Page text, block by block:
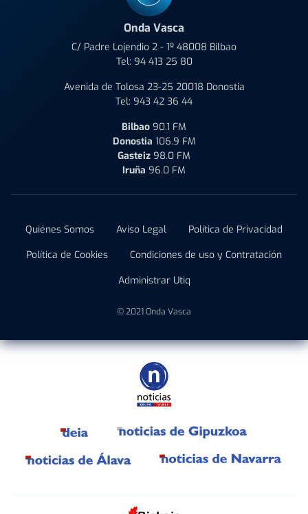
Onda Vasca
C/ Padre Lojendio 2 - 1º 48008 Bilbao
Tel: 94 413 25 80
Avenida de Tolosa 23-25 20018 Donostia
Tel: 943 42 36 44
Bilbao 90.1 FM
Donostia 106.9 FM
Gasteiz 98.0 FM
Iruña 96.0 FM
Quiénes Somos Aviso Legal
Política de Privacidad
Política de Cookies
Condiciones de uso y Contratación
Administrar Utiq
© 2021 Onda Vasca